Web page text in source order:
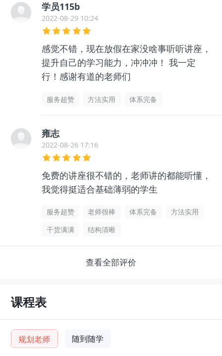
学员115b
2022-08-29 10:24
感觉不错，现在放假在家没啥事听听讲座，
提升自己的学习能力，冲冲冲！ 我一定
行！感谢有道的老师们
服务超赞 方法实用 体系完备
雍志
2022-08-26 17:16
免费的讲座很不错的，老师讲的都能听懂，
我觉得挺适合基础薄弱的学生
服务超赞 老师很棒 体系完备
方法实用
干货满满
结构清晰
查看全部评价
课程表
规划老师 随到随学